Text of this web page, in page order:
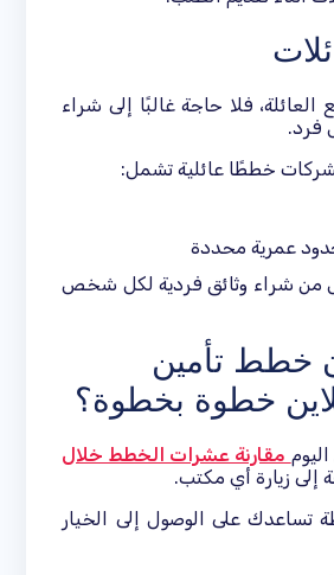
فلا حاجة غالبًا إلى شراء
فرد.
خططًا عائلية تشمل:
عمرية محددة
من شراء وثائق فردية لكل شخص
خطط تأمين
خطوة بخطوة؟
مقارنة عشرات الخطط خلال
إلى زيارة أي مكتب.
تساعدك على الوصول إلى الخيار